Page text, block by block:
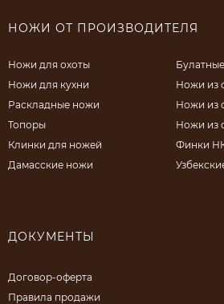
НОЖИ ОТ ПРОИЗВОДИТЕЛЯ
Ножи для охоты
Ножи для кухни
Раскладные ножи
Топоры
Клинки для ножей
Дамасские ножи
Ножи из
Ножи из
Ножи из
Финки
ДОКУМЕНТЫ
Договор-оферта
Правила продажи